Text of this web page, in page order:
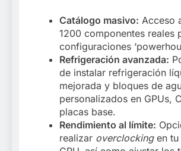
Catálogo masivo: Acceso
1200 componentes reales
configuraciones
Refrigeración avanzada:
de instalar refrigeración
mejorada y bloques de
personalizados en GPUs,
placas base.
Rendimiento al límite:
realizar overclockingen tu